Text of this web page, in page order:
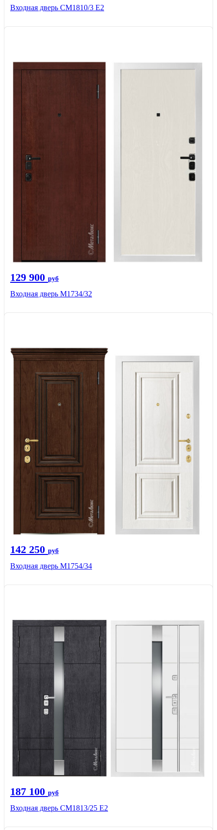
Входная дверь СМ1810/3 Е2
129 900 руб
Входная дверь М1734/32
142 250 руб
Входная дверь М1754/34
187 100 руб
Входная дверь СМ1813/25 Е2